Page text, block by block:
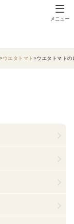
メニュー
ウエタトマト ウエタトマトの